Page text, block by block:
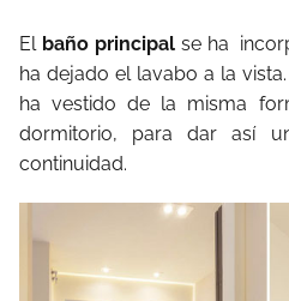
El baño principalse ha
ha dejado el lavabo a la
ha vestido de la misma
dormitorio, para dar así
continuidad.